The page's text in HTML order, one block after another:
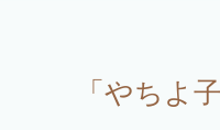
「やちよ